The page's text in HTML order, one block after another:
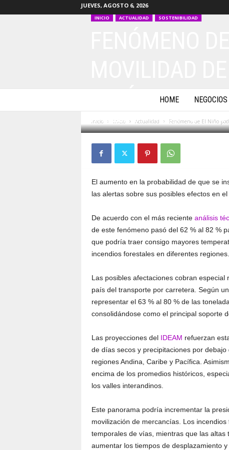
JUEVES, AGOSTO 6, 2026
HOME NEGOCIOS
Inicio Inicio Actualidad Fenómeno de El Niño
INICIO ACTUALIDAD SOSTENIBILIDAD
FENÓMENO
MOVILIDAD
LOGÍSTICOS
Por masbytes.co- 11 junio, 2026 117
El aumento en la probabilidad de que se
las alertas sobre sus posibles efectos en
De acuerdo con el más recienteanálisis
de este fenómeno pasó del 62 % al 82 %
que podría traer consigo mayores
incendios forestales en diferentes regiones.
Las posibles afectaciones cobran
país del transporte por carretera. Según
representar el 63 % al 80 % de las
consolidándose como el principal soporte
Las proyecciones delIDEAM refuerzan
de días secos y precipitaciones por
regiones Andina, Caribe y Pacífica.
encima de los promedios históricos,
los valles interandinos.
Este panorama podría incrementar la
movilización de mercancías. Los
temporales de vías, mientras que las
aumentar los tiempos de desplazamiento